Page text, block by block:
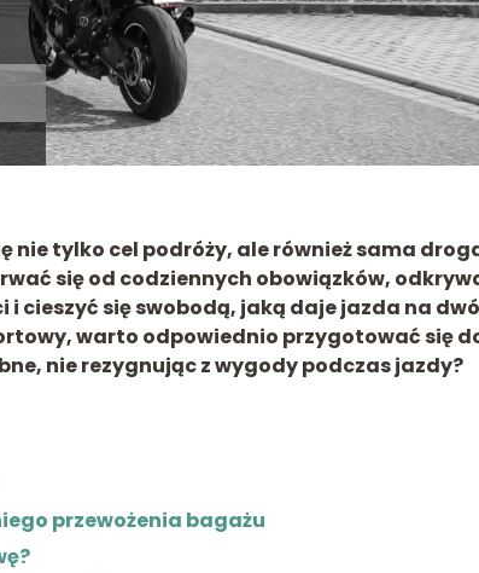
tylko cel podróży, ale również sama
się od codziennych obowiązków,
cieszyć się swobodą, jaką daje jazda na
warto odpowiednio przygotować się
nie rezygnując z wygody podczas jazdy?
przewożenia bagażu